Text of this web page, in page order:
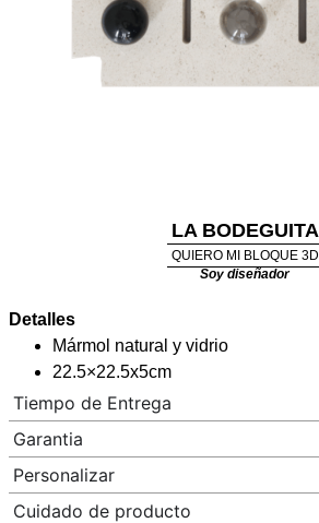
LA BODEGUITA
QUIERO MI BLOQUE 3D
Soy diseñador
Detalles
Mármol natural y vidrio
22.5×22.5x5cm
Tiempo de Entrega
Garantia
Personalizar
Cuidado de producto